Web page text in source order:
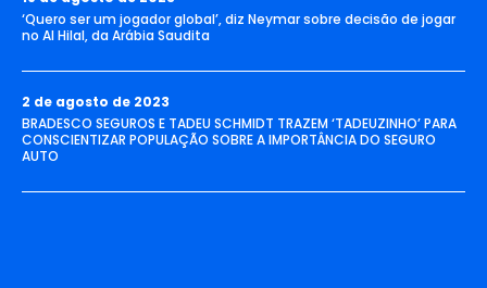
‘Quero ser um jogador global’, diz Neymar sobre decisão de jogar
no Al Hilal, da Arábia Saudita
2 de agosto de 2023
BRADESCO SEGUROS E TADEU SCHMIDT TRAZEM ‘TADEUZINHO’ PARA
CONSCIENTIZAR POPULAÇÃO SOBRE A IMPORTÂNCIA DO SEGURO
AUTO